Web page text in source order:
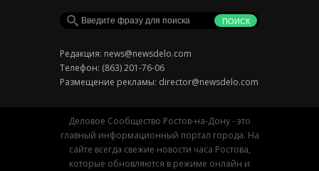
Редакция: news@newsdelo.com
Телефон: (863) 201-76-06
Размещение рекламы: director@newsdelo.com
Деловое Сообщество Ростов-на-Дону - это
главный информационный портал города. На
сайте всегда свежие новости часа Ростова,
которые обновляются в режиме онлайн и